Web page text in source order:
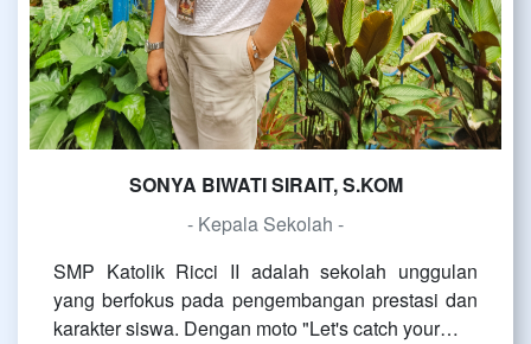
SONYA BIWATI SIRAIT, S.KOM
- Kepala Sekolah -
SMP Katolik Ricci II adalah sekolah unggulan
yang berfokus pada pengembangan prestasi dan
karakter siswa. Dengan moto "Let's catch your…